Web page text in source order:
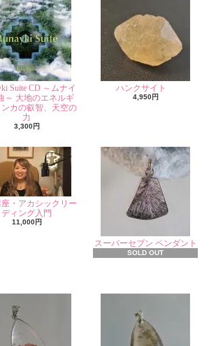
Suite CD ～ムナイ
～ 大地のエネルギ
ンカの叡智、天空の
力
3,300円
ハンクサイト
4,950円
・アカシックリー
ディング入門
11,000円
スーパーセブン ペンダント
SOLD OUT